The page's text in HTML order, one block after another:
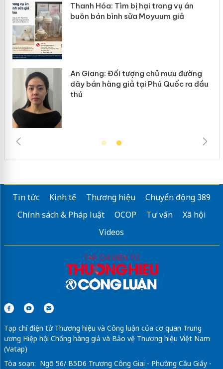
hại trong vụ án
Moyuum giả
chủ mưu đường
Phú Quốc ra đầu
Hưng Yên: Xử lý 6 hộ
hàng giả mạo nhãn hiệu
Cà Mau: Tiêu hủy công
ngàn sản phẩm nhập
Tin tức Kinh tế Thương hiệu
Chuyển động 389
Chính sách & Pháp luật
OCOP Tư vấn
Xã hội
Videos
Tạp chí điện tử Thương hiệu và Công luận của cơ quan Trung
ương Hiệp hội Chống hàng giả và Bảo vệ Thương hiệu Việt Nam
(Vatap)
Tòa soạn: Ngõ 56/ B5D6 Trương Công Giai - Phường Cầu Giấy -